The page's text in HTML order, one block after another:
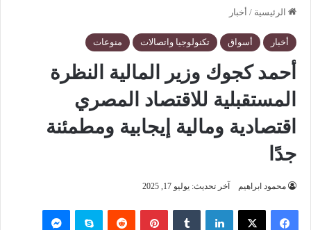
الرئيسية / أخبار
أخبار أسواق تكنولوجيا واتصالات منوعات
أحمد كجوك وزير المالية النظرة
المستقبلية للاقتصاد المصري
اقتصادية ومالية إيجابية ومطمئنة
جدًا
محمود ابراهيم آخر تحديث: يوليو 17, 2025
فيسبوك ‫X لينكدإن بينتيريست سكايب